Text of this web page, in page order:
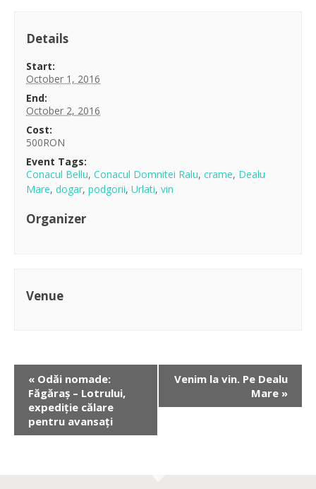
Details
Start:
October 1, 2016
End:
October 2, 2016
Cost:
500RON
Event Tags:
Conacul Bellu,Conacul Domnitei Ralu,crame, Dealu
Mare,dogar,podgorii,Urlati,vin
Organizer
Venue
« Odăi nomade:
Făgăraș – Lotrului,
expediție călare
pentru avansați
Venim la vin. Pe Dealu
Mare »